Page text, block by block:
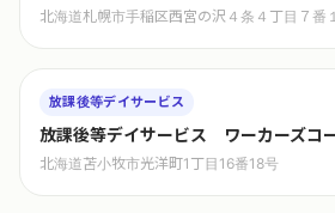
北海道札幌市手稲区西宮の沢４条４丁目７番
放課後等デイサービス
放課後等デイサービス ワーカーズコ
北海道苫小牧市光洋町1丁目16番18号